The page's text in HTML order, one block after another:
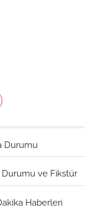
Durumu
Durumu ve Fikstür
Haberleri